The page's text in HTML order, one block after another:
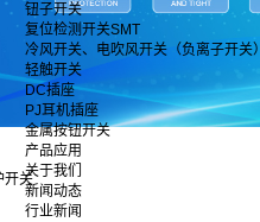
钮子开关
复位检测开关SMT
冷风开关、电吹风开关（负离子开关）
轻触开关
DC插座
PJ耳机插座
金属按钮开关
产品应用
关于我们
新闻动态
行业新闻
开关